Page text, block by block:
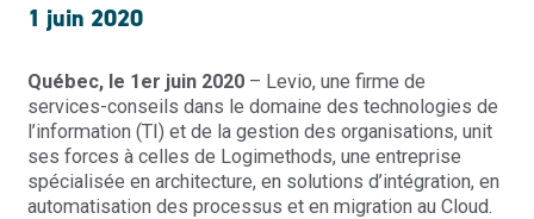
1 juin 2020
Québec, le 1er juin 2020– Levio, une firme de
services-conseils dans le domaine des technologies de
l’information (TI) et de la gestion des organisations, unit
ses forces à celles de Logimethods, une entreprise
spécialisée en architecture, en solutions d’intégration, en
automatisation des processus et en migration au Cloud.